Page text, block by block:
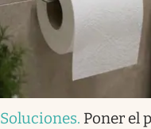
Soluciones. Poner el